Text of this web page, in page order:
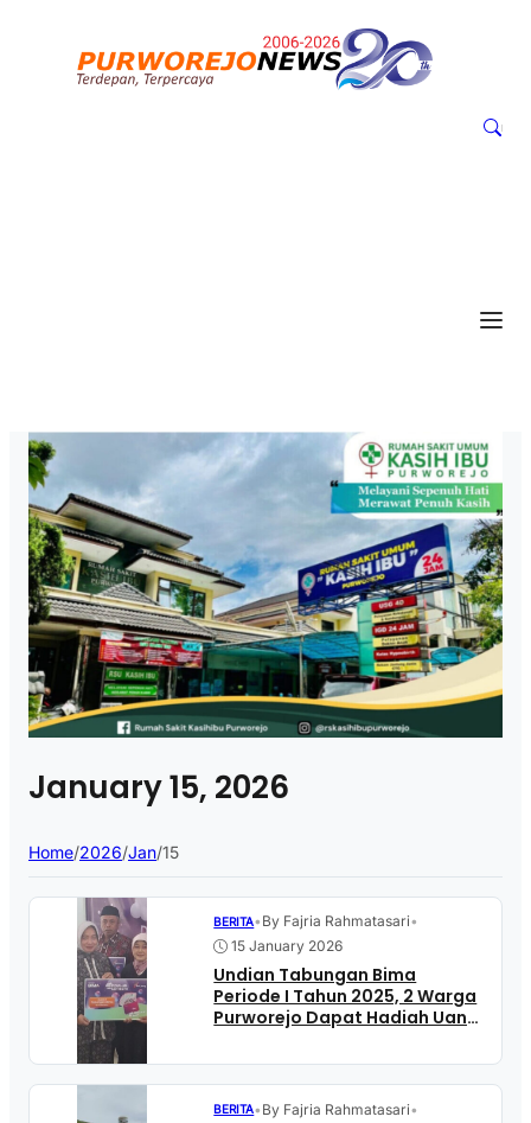
January 15, 2026
Home/2026/Jan/15
BERITA• By Fajria Rahmatasari•
15 January 2026
Undian Tabungan Bima
Periode I Tahun 2025, 2 Warga
Purworejo Dapat Hadiah Uang
BERITA• By Fajria Rahmatasari•